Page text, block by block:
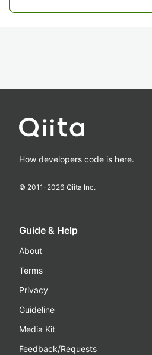
How developers code is here.
© 2011-2026 Qiita Inc.
Guide & Help
About
Terms
Privacy
Guideline
Media Kit
Feedback/Requests